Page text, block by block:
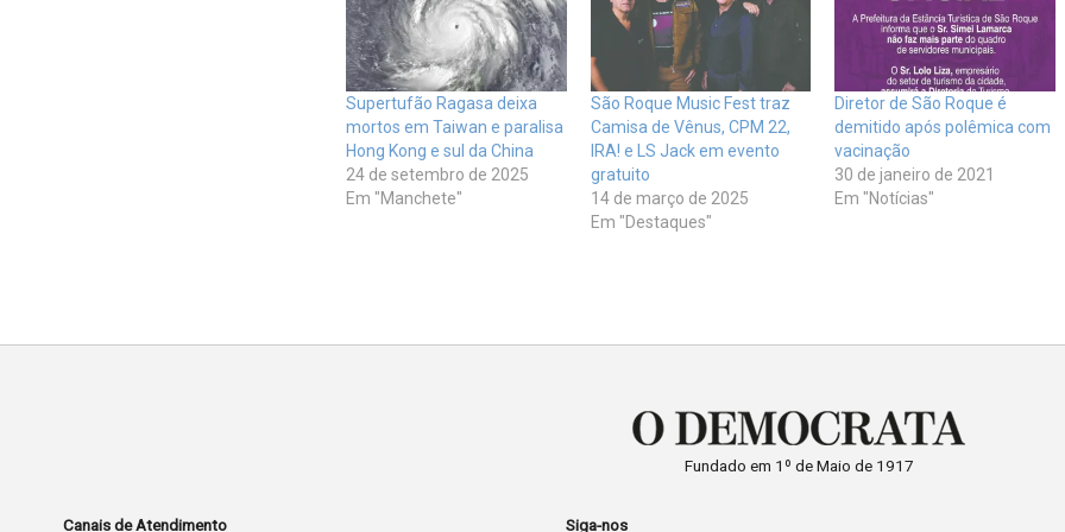
Supertufão Ragasa deixa
mortos em Taiwan e paralisa
Hong Kong e sul da China
24 de setembro de 2025
Em "Manchete"
São Roque Music Fest traz
Camisa de Vênus, CPM 22,
IRA! e LS Jack em evento
gratuito
14 de março de 2025
Em "Destaques"
Diretor de São Roque é
demitido após polêmica com
vacinação
30 de janeiro de 2021
Em "Notícias"
Fundado em 1º de Maio de 1917
Canais de Atendimento Siga-nos